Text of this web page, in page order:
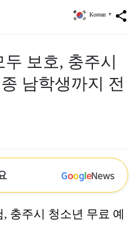
share
Korean ▼
보호, 충주시
남학생까지 전
GoogleNews
충주시 청소년 무료 예